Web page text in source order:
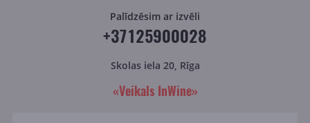
Palīdzēsim ar izvēli
+37125900028
Skolas iela 20, Rīga
«Veikals InWine»